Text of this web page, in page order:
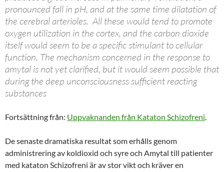
pronounced fall in pH, and at the same time dilatation of
the cerebral arterioles. All these would tend to promote
oxygen utilization in the cortex, and the carbon dioxide
itself would seem to be a specific stimulant to cellular
function. The mechanism concerned in the response to
amytal is not yet clarified, but it would seem possible that
during the deep unconsciousness sufficient reacting
substances
Fortsättning från: Uppvaknanden från Kataton Schizofreni.
De senaste dramatiska resultat som erhålls genom
administrering av koldioxid och syre och Amytal till patienter
med kataton Schizofreni är av stor vikt och kräver en